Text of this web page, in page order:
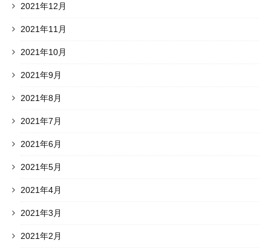
2021年12月
2021年11月
2021年10月
2021年9月
2021年8月
2021年7月
2021年6月
2021年5月
2021年4月
2021年3月
2021年2月